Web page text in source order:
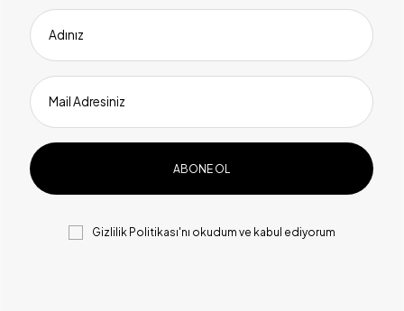
Adınız
Mail Adresiniz
Gizlilik Politikası'nı okudum ve kabul ediyorum